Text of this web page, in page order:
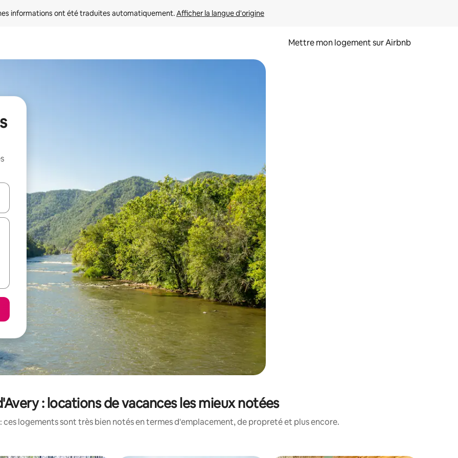
informations ont été traduites automatiquement. Afficher la langue d'origine
Mettre mon logement sur Airbnb
le haut et vers le bas pour les parcourir ou en appuyant et en faisant glisser.
: locations de vacances les mieux notées
ces logements sont très bien notés en termes d'emplacement, de propreté et plus encore.